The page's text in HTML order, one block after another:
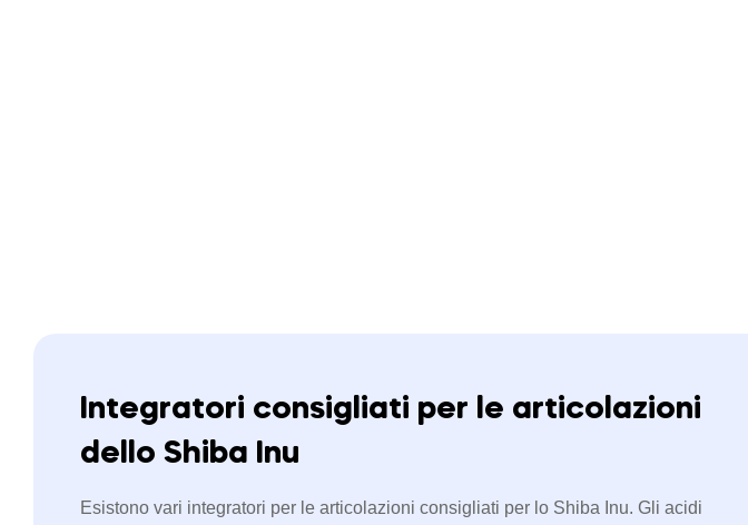
Integratori consigliati per le articolazioni
dello Shiba Inu
Esistono vari integratori per le articolazioni consigliati per lo Shiba Inu. Gli acidi